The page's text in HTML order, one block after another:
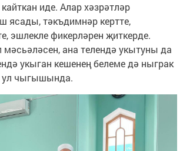
кайткан иде. Алар хәзрәтләр
тәкъдимнәр кертте,
эшлекле фикерләрен җиткерде.
мәсьәләсен, ана телендә укытуны да
укыган кешенең белеме дә ныграк
ул чыгышында.